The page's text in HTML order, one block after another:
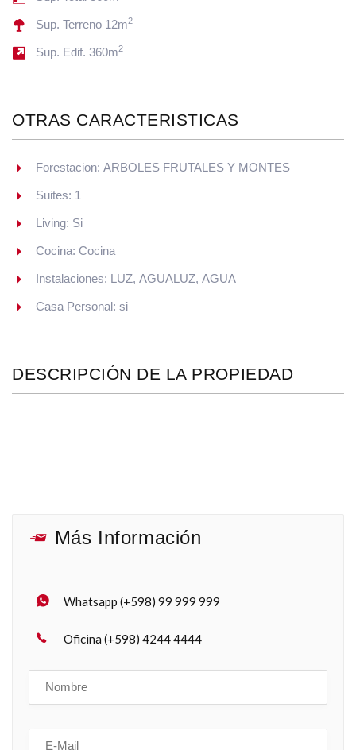
Sup. Terreno 12m2
Sup. Edif. 360m2
OTRAS CARACTERISTICAS
Forestacion: ARBOLES FRUTALES Y MONTES
Suites: 1
Living: Si
Cocina: Cocina
Instalaciones: LUZ, AGUALUZ, AGUA
Casa Personal: si
DESCRIPCIÓN DE LA PROPIEDAD
Más Información
Whatsapp (+598) 99 999 999
Oficina (+598) 4244 4444